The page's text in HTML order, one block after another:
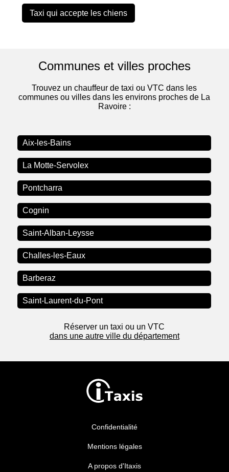
Taxi qui accepte les chiens
Communes et villes proches
Trouvez un chauffeur de taxi ou VTC dans les
communes ou villes dans les environs proches de La
Ravoire :
Aix-les-Bains
La Motte-Servolex
Pontcharra
Cognin
Saint-Alban-Leysse
Challes-les-Eaux
Barberaz
Saint-Laurent-du-Pont
Réserver un taxi ou un VTC
dans une autre ville du département
Confidentialité
Mentions légales
A propos d'Itaxis